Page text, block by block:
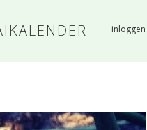
inloggen